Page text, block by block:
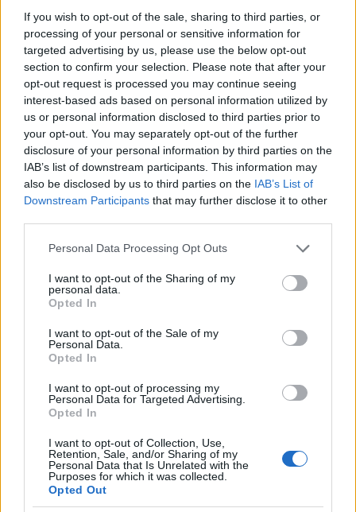
If you wish to opt-out of the sale, sharing to third parties, or
processing of your personal or sensitive information for
targeted advertising by us, please use the below opt-out
section to confirm your selection. Please note that after your
opt-out request is processed you may continue seeing
interest-based ads based on personal information utilized by
us or personal information disclosed to third parties prior to
your opt-out. You may separately opt-out of the further
disclosure of your personal information by third parties on the
IAB’s list of downstream participants. This information may
also be disclosed by us to third parties on the IAB’s List of
Downstream Participants that may further disclose it to other
Please note that this website/app uses one or more Google
not limited to your visit or usage behaviour. You may click to
grant or deny consent to Google and its third-party tags to
use your data for below specified purposes in below Google
consent section.
Personal Data Processing Opt Outs
I want to opt-out of the Sharing of my
personal data.
Opted In
I want to opt-out of the Sale of my
Personal Data.
Opted In
I want to opt-out of processing my
Personal Data for Targeted Advertising.
Opted In
I want to opt-out of Collection, Use,
Retention, Sale, and/or Sharing of my
Personal Data that Is Unrelated with the
Purposes for which it was collected.
Opted Out
A Zichy-Hadik kastély Seregélyesen, 1902. Forrás:
Fortepan
A mindennapi élet egyes tevékenységei is külön
helyiségeket kaptak. A családtagok mindegyikének külön
háló vagy lakosztály járt, a ház urának saját dolgozószoba.
helyeztek el. A családi együttléthez és a vendégek
rendelkezésre. További ebédlők szolgáltak a gyermekek és
nagyszámú – legalább tucatnyi, olykor akár félszáz fős –
férfitársaság oldottabb beszélgetésének, így a
nemhivatalos politikai életnek is. A társasélet
volt. A szórakozást szolgálta a biliárd- és a kártyaszoba
meg a lovarda.